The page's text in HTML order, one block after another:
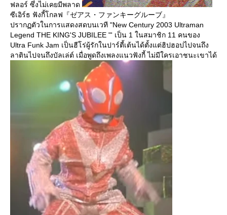
ฟลอร์ ซึ่งไม่เคยมีพลาด
ซีเอิร์ธ ฟังกี้โกลฟ『ゼアス・ファンキーグルーブ』
ปรากฏตัวในการแสดงสดบนเวที "New Century 2003 Ultraman
Legend THE KING'S JUBILEE "' เป็น 1 ในสมาชิก 11 คนของ
Ultra Funk Jam เป็นฮีโร่ผู้รักในปาร์ตี้เต้นได้ตั้งแต่ฮิปฮอปไปจนถึง
ลาตินไปจนถึงบัลเล่ต์ เมื่อพูดถึงเพลงแนวฟังกี้ ไม่มีใครเอาชนะเขาได้